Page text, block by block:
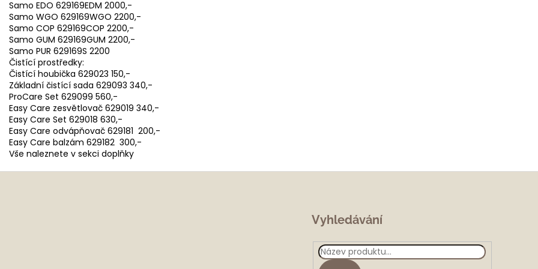
Samo EDO 629169EDM 2000,-
Samo WGO 629169WGO 2200,-
Samo COP 629169COP 2200,-
Samo GUM 629169GUM 2200,-
Samo PUR 629169S 2200
Čistící prostředky:
Čistící houbička 629023 150,-
Základní čistící sada 629093 340,-
ProCare Set 629099 560,-
Easy Care zesvětlovač 629019 340,-
Easy Care Set 629018 630,-
Easy Care odvápňovač 629181 200,-
Easy Care balzám 629182 300,-
Vše naleznete v sekci doplňky
Vyhledávání